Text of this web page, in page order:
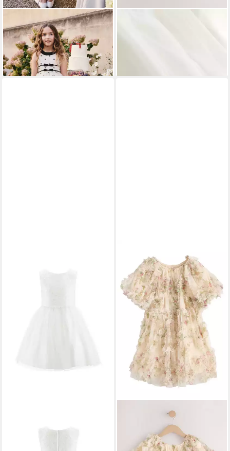
NEXTPartykleid Ärmelloses,
festliches Kleid (1-tlg)
ab 58,00 €